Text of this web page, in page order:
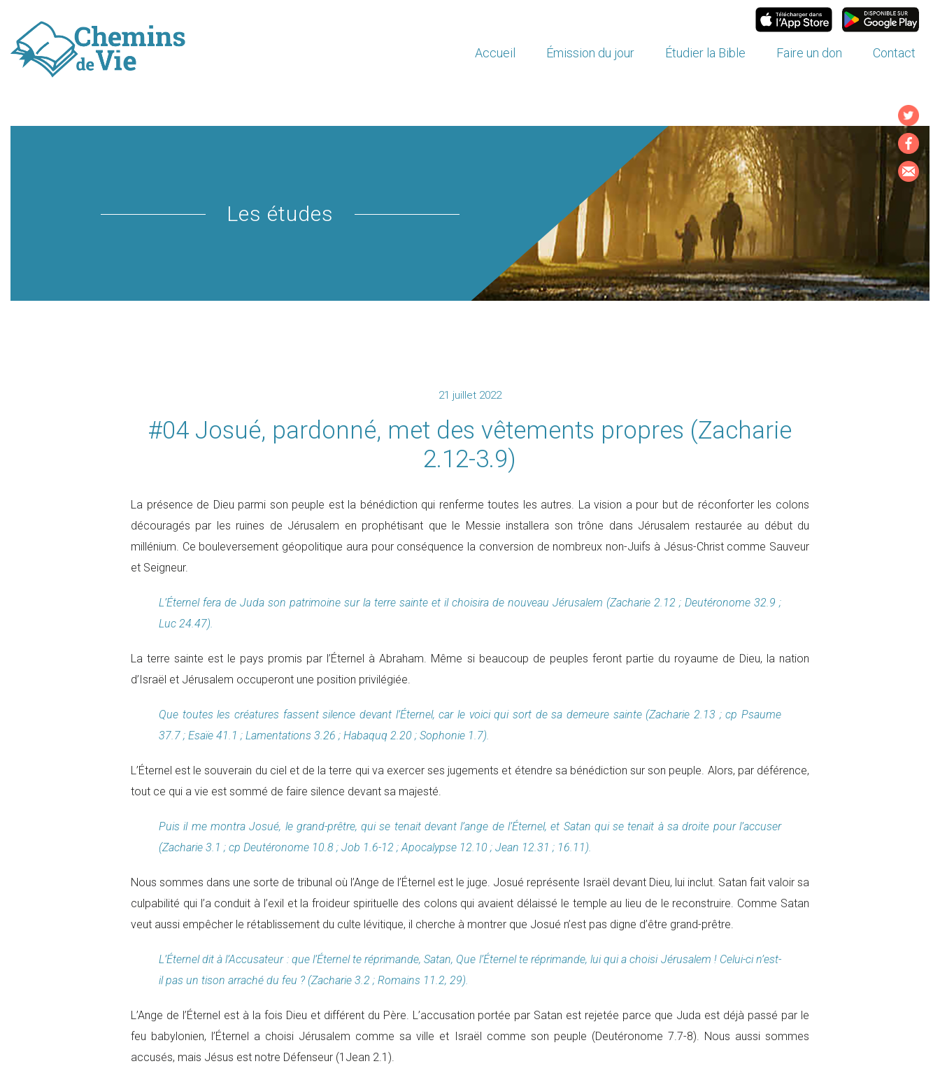
Accueil Émission du jour Étudier la Bible Faire un don Contact
Les études
21 juillet 2022
#04 Josué, pardonné, met des vêtements propres (Zacharie
2.12-3.9)
La présence de Dieu parmi son peuple est la bénédiction qui renferme toutes les autres. La vision a pour but de réconforter les colons
découragés par les ruines de Jérusalem en prophétisant que le Messie installera son trône dans Jérusalem restaurée au début du
millénium. Ce bouleversement géopolitique aura pour conséquence la conversion de nombreux non-Juifs à Jésus-Christ comme Sauveur
et Seigneur.
L’Éternel fera de Juda son patrimoine sur la terre sainte et il choisira de nouveau Jérusalem (Zacharie 2.12 ; Deutéronome 32.9 ;
Luc 24.47).
La terre sainte est le pays promis par l’Éternel à Abraham. Même si beaucoup de peuples feront partie du royaume de Dieu, la nation
d’Israël et Jérusalem occuperont une position privilégiée.
Que toutes les créatures fassent silence devant l’Éternel, car le voici qui sort de sa demeure sainte (Zacharie 2.13 ; cp Psaume
37.7 ; Esaïe 41.1 ; Lamentations 3.26 ; Habaquq 2.20 ; Sophonie 1.7).
L’Éternel est le souverain du ciel et de la terre qui va exercer ses jugements et étendre sa bénédiction sur son peuple. Alors, par déférence,
tout ce qui a vie est sommé de faire silence devant sa majesté.
Puis il me montra Josué, le grand-prêtre, qui se tenait devant l’ange de l’Éternel, et Satan qui se tenait à sa droite pour l’accuser
(Zacharie 3.1 ; cp Deutéronome 10.8 ; Job 1.6-12 ; Apocalypse 12.10 ; Jean 12.31 ; 16.11).
Nous sommes dans une sorte de tribunal où l’Ange de l’Éternel est le juge. Josué représente Israël devant Dieu, lui inclut. Satan fait valoir sa
culpabilité qui l’a conduit à l’exil et la froideur spirituelle des colons qui avaient délaissé le temple au lieu de le reconstruire. Comme Satan
veut aussi empêcher le rétablissement du culte lévitique, il cherche à montrer que Josué n’est pas digne d’être grand-prêtre.
L’Éternel dit à l’Accusateur : que l’Éternel te réprimande, Satan, Que l’Éternel te réprimande, lui qui a choisi Jérusalem ! Celui-ci n’est-
il pas un tison arraché du feu ? (Zacharie 3.2 ; Romains 11.2, 29).
L’Ange de l’Éternel est à la fois Dieu et différent du Père. L’accusation portée par Satan est rejetée parce que Juda est déjà passé par le
feu babylonien, l’Éternel a choisi Jérusalem comme sa ville et Israël comme son peuple (Deutéronome 7.7-8). Nous aussi sommes
accusés, mais Jésus est notre Défenseur (1Jean 2.1).